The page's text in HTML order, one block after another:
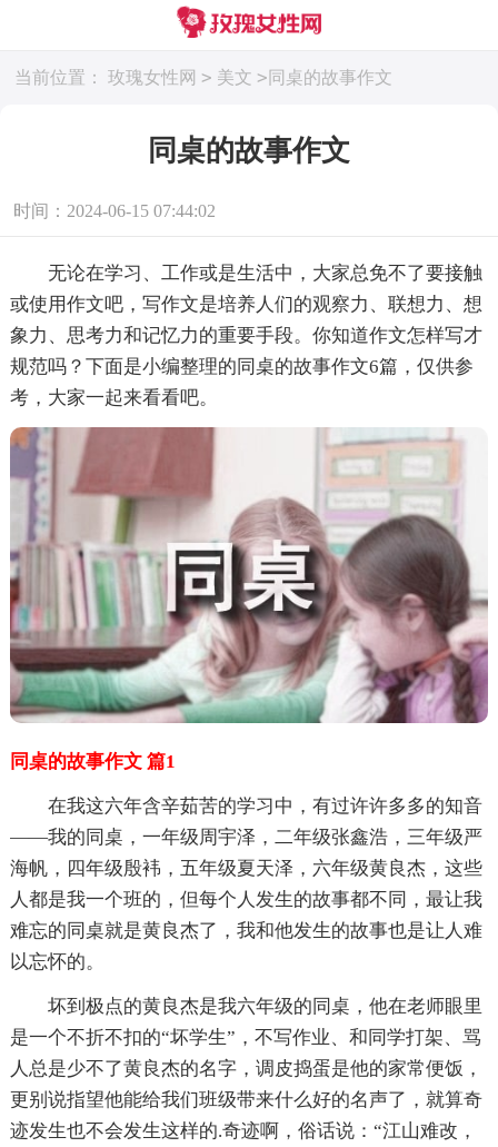
当前位置： 玫瑰女性网 > 美文 > 同桌的故事作文
同桌的故事作文
时间：2024-06-15 07:44:02
无论在学习、工作或是生活中，大家总免不了要接触
或使用作文吧，写作文是培养人们的观察力、联想力、想
象力、思考力和记忆力的重要手段。你知道作文怎样写才
规范吗？下面是小编整理的同桌的故事作文6篇，仅供参
考，大家一起来看看吧。
同桌的故事作文 篇1
在我这六年含辛茹苦的学习中，有过许许多多的知音
——我的同桌，一年级周宇泽，二年级张鑫浩，三年级严
海帆，四年级殷袆，五年级夏天泽，六年级黄良杰，这些
人都是我一个班的，但每个人发生的故事都不同，最让我
难忘的同桌就是黄良杰了，我和他发生的故事也是让人难
以忘怀的。
坏到极点的黄良杰是我六年级的同桌，他在老师眼里
是一个不折不扣的“坏学生”，不写作业、和同学打架、骂
人总是少不了黄良杰的名字，调皮捣蛋是他的家常便饭，
更别说指望他能给我们班级带来什么好的名声了，就算奇
迹发生也不会发生这样的.奇迹啊，俗话说：“江山难改，